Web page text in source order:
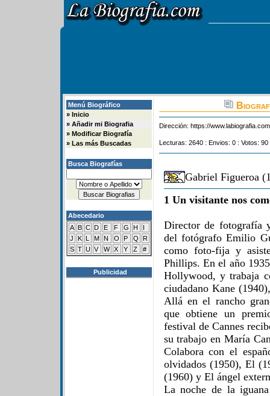
Menú Biográfico
» Inicio
» Añadir mi Biografia
» Modificar Biografía
» Las más Buscadas
Busca Biografías
Abecedario
A B C D E F G H
I
J
K L M N O P Q
R
S T U V W X Y Z #
Publicidad
Dirección: https://
Lecturas: 2640 : Envios: 0 : Votos:
Gabriel Figueroa
1 Un visitante nos
Director de fotografía
del fotógrafo Emilio
como foto-fija y
Phillips. En el año
Hollywood, y trabaja
ciudadano Kane
Allá en el rancho
que obtiene un
festival de Cannes
su trabajo en María
Colabora con el
olvidados (1950), El
(1960) y El ángel
La noche de la